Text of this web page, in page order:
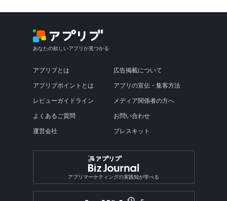
あなたの欲しいアプリが見つかる
アプリブとは
アプリブポイントとは
レビューガイドライン
よくあるご質問
運営会社
広告掲載について
アプリの宣伝・集客方法
メディア関係者の方へ
お問い合わせ
プレスキット
アプリマーケティングの実践知が学べる